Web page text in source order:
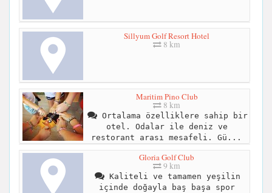
Sillyum Golf Resort Hotel
8 km
Maritim Pino Club
8 km
Ortalama özelliklere sahip bir
otel. Odalar ile deniz ve
restorant arası mesafeli. Gü...
Gloria Golf Club
9 km
Kaliteli ve tamamen yeşilin
içinde doğayla baş başa spor